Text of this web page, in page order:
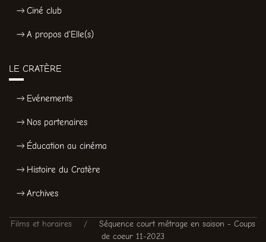
Ciné club
A propos d'Elle(s)
LE CRATÈRE
Evénements
Nos partenaires
Éducation au cinéma
Histoire du Cratère
Archives
Films et horaires
Séquence court métrage en saison - Coups
de coeur 11-2023